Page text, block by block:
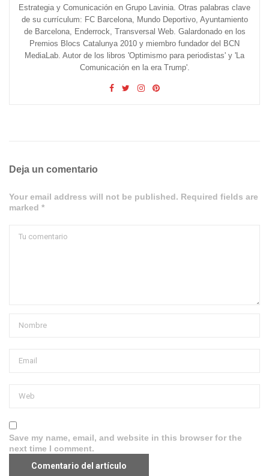
Estrategia y Comunicación en Grupo Lavinia. Otras palabras clave
de su currículum: FC Barcelona, Mundo Deportivo, Ayuntamiento
de Barcelona, Enderrock, Transversal Web. Galardonado en los
Premios Blocs Catalunya 2010 y miembro fundador del BCN
MediaLab. Autor de los libros 'Optimismo para periodistas' y 'La
Comunicación en la era Trump'.
Deja un comentario
Your email address will not be published. Required fields are
marked *
Save my name, email, and website in this browser for the
next time I comment.